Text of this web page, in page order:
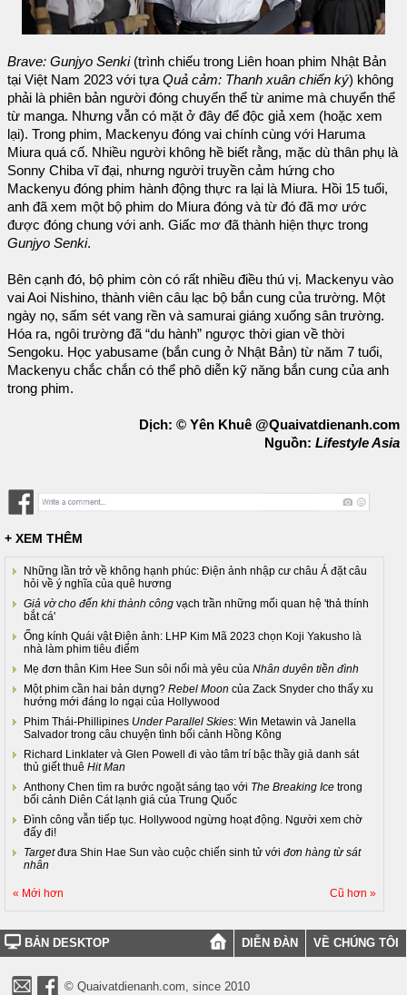
Brave: Gunjyo Senki(trình chiếu trong Liên hoan phim Nhật Bản
tại Việt Nam 2023 với tựa Quả cảm: Thanh xuân chiến ký) không
phải là phiên bản người đóng chuyển thể từ anime mà chuyển thể
từ manga. Nhưng vẫn có mặt ở đây để độc giả xem (hoặc xem
lại). Trong phim, Mackenyu đóng vai chính cùng với Haruma
Miura quá cố. Nhiều người không hề biết rằng, mặc dù thân phụ là
Sonny Chiba vĩ đại, nhưng người truyền cảm hứng cho
Mackenyu đóng phim hành động thực ra lại là Miura. Hồi 15 tuổi,
anh đã xem một bộ phim do Miura đóng và từ đó đã mơ ước
được đóng chung với anh. Giấc mơ đã thành hiện thực trong
Gunjyo Senki.
Bên cạnh đó, bộ phim còn có rất nhiều điều thú vị. Mackenyu vào
vai Aoi Nishino, thành viên câu lạc bộ bắn cung của trường. Một
ngày nọ, sấm sét vang rền và samurai giáng xuống sân trường.
Hóa ra, ngôi trường đã “du hành” ngược thời gian về thời
Sengoku. Học yabusame (bắn cung ở Nhật Bản) từ năm 7 tuổi,
Mackenyu chắc chắn có thể phô diễn kỹ năng bắn cung của anh
trong phim.
Dịch: © Yên Khuê @Quaivatdienanh.com
Nguồn: Lifestyle Asia
+ XEM THÊM
Những lần trở về không hạnh phúc: Điện ảnh nhập cư châu Á đặt câu
hỏi về ý nghĩa của quê hương
Giả vờ cho đến khi thành công vạch trần những mối quan hệ 'thả thính
bắt cá'
Ống kính Quái vật Điện ảnh: LHP Kim Mã 2023 chọn Koji Yakusho là
nhà làm phim tiêu điểm
Mẹ đơn thân Kim Hee Sun sôi nổi mà yêu của Nhân duyên tiền đình
Một phim cần hai bản dựng? Rebel Moon của Zack Snyder cho thấy xu
hướng mới đáng lo ngại của Hollywood
Phim Thái-Phillipines Under Parallel Skies: Win Metawin và Janella
Salvador trong câu chuyện tình bối cảnh Hồng Kông
Richard Linklater và Glen Powell đi vào tâm trí bậc thầy giả danh sát
thủ giết thuê Hit Man
Anthony Chen tìm ra bước ngoặt sáng tạo với The Breaking Ice trong
bối cảnh Diên Cát lạnh giá của Trung Quốc
Đình công vẫn tiếp tục. Hollywood ngừng hoạt động. Người xem chờ
đấy đi!
Targetđưa Shin Hae Sun vào cuộc chiến sinh tử với đơn hàng từ sát
nhân
« Mới hơn Cũ hơn »
BẢN DESKTOP DIỄN ĐÀN VỀ CHÚNG TÔI
© Quaivatdienanh.com, since 2010